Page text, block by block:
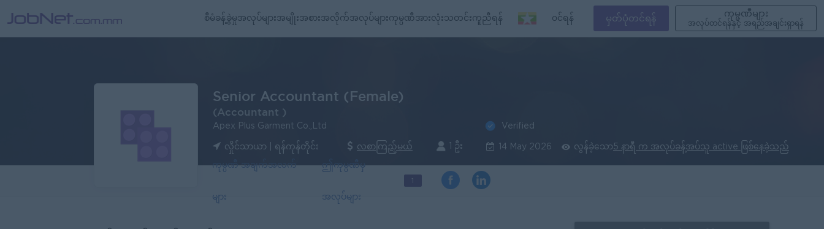
စီမံခန့်ခွဲမှုအလုပ်များအမျိုးအစားအလိုက်အလုပ်များကုမ္ပဏီအားလုံးသတင်းကူညီရန် ၀င်ရန် မှတ်ပုံတင်ရန်
ကုမ္ပဏီများ
အလုပ်တင်ရန်နှင့် အရည်အချင်းရှာရန်
Senior Accountant (Female)
(Accountant )
Apex Plus Garment Co.,Ltd
လှိုင်သာယာ | ရန်ကုန်တိုင်း လစာကြည့်မယ် 1 ဦး
Verified
14 May 2026 လွန်ခဲ့သော5 နာရီ က အလုပ်ခန့်အပ်သူ active ဖြစ်နေခဲ့သည်
ကုမ္ပဏီ အချက်အလက်
များ
ဤကုမ္ပဏီမှ
အလုပ်များ
1